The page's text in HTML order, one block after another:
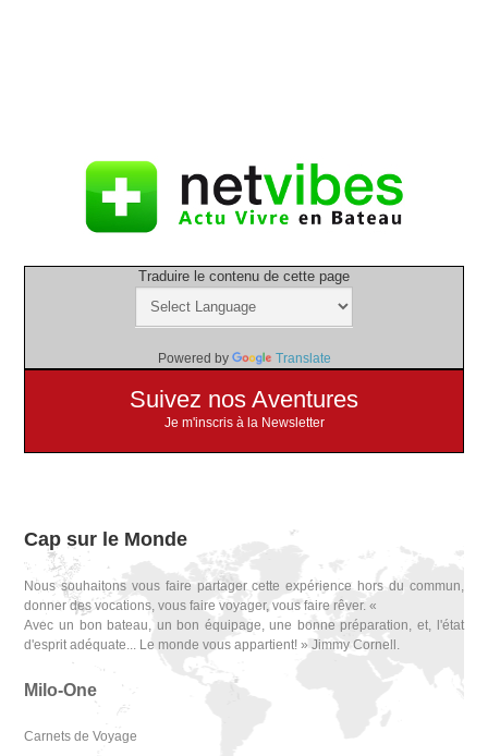
Traduire le contenu de cette page
Powered by Translate
Suivez nos Aventures
Je m'inscris à la Newsletter
Cap sur le Monde
Nous souhaitons vous faire partager cette expérience hors du commun,
donner des vocations, vous faire voyager, vous faire rêver. «
Avec un bon bateau, un bon équipage, une bonne préparation, et, l'état
d'esprit adéquate... Le monde vous appartient! » Jimmy Cornell.
Milo-One
Carnets de Voyage